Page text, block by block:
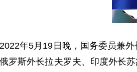
2022年5月19日晚，国务委员兼
罗斯外长拉夫罗夫、印度外长